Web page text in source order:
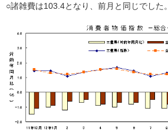
○諸雑費は103.4となり、前月と同じでした。